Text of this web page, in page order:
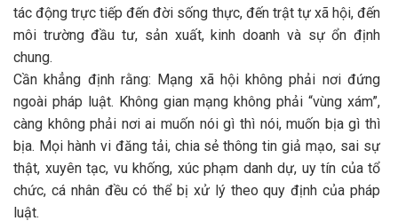
tác động trực tiếp đến đời sống thực, đến trật tự xã hội, đến
môi trường đầu tư, sản xuất, kinh doanh và sự ổn định
chung.
Cần khẳng định rằng: Mạng xã hội không phải nơi đứng
ngoài pháp luật. Không gian mạng không phải “vùng xám”,
càng không phải nơi ai muốn nói gì thì nói, muốn bịa gì thì
bịa. Mọi hành vi đăng tải, chia sẻ thông tin giả mạo, sai sự
thật, xuyên tạc, vu khống, xúc phạm danh dự, uy tín của tổ
chức, cá nhân đều có thể bị xử lý theo quy định của pháp
luật.